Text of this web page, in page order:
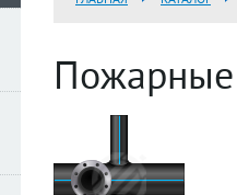
Пожарные